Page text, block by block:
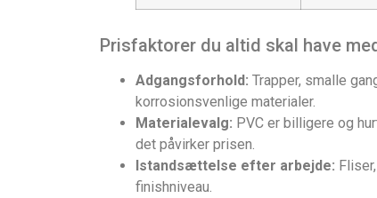
Prisfaktorer du altid skal have
Adgangsforhold: Trapper, smalle
korrosionsvenlige materialer.
Materialevalg: PVC er billigere og
det påvirker prisen.
Istandsættelse efter arbejde:
finishniveau.